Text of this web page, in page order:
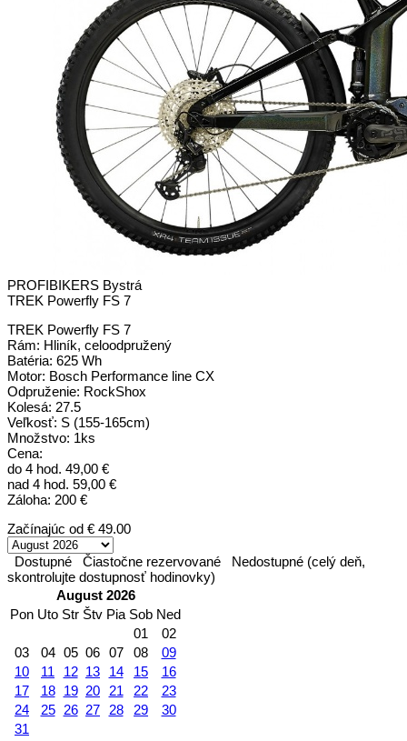
PROFIBIKERS Bystrá
TREK Powerfly FS 7
TREK Powerfly FS 7
Rám: Hliník, celoodpružený
Batéria: 625 Wh
Motor: Bosch Performance line CX
Odpruženie: RockShox
Kolesá: 27.5
Veľkosť: S (155-165cm)
Množstvo: 1ks
Cena:
do 4 hod. 49,00 €
nad 4 hod. 59,00 €
Záloha: 200 €
Začínajúc od € 49.00
Dostupné Čiastočne rezervované
Nedostupné (celý deň,
skontrolujte dostupnosť hodinovky)
August 2026
Pon Uto Str Štv Pia Sob Ned
01
02
03
04 05 06 07 08
09
10
11 12 13 14 15
16
17
18 19 20 21 22
23
24
25 26 27 28 29
30
31